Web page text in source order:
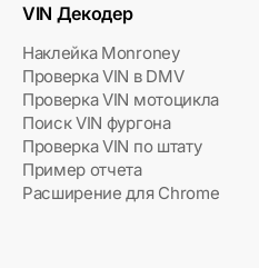
VIN Декодер
Наклейка Monroney
Проверка VIN в DMV
Проверка VIN мотоцикла
Поиск VIN фургона
Проверка VIN по штату
Пример отчета
Расширение для Chrome